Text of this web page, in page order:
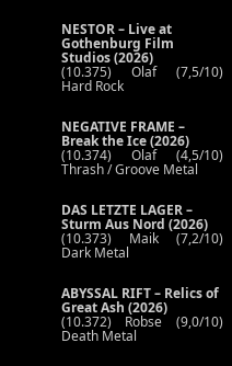
NESTOR – Live at
Gothenburg Film
Studios (2026)
(10.375) Olaf (7,5/10)
Hard Rock
NEGATIVE FRAME –
Break the Ice (2026)
(10.374) Olaf (4,5/10)
Thrash / Groove Metal
DAS LETZTE LAGER –
Sturm Aus Nord (2026)
(10.373) Maik (7,2/10)
Dark Metal
ABYSSAL RIFT – Relics of
Great Ash (2026)
(10.372) Robse (9,0/10)
Death Metal